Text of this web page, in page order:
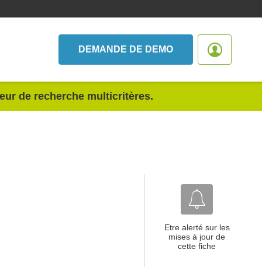
DEMANDE DE DEMO
de recherche multicritères.
Etre alerté sur les
mises à jour de
cette fiche